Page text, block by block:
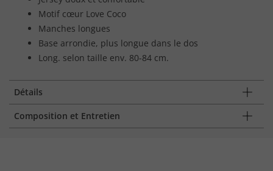
Motif cœur Love Coco
Manches longues
Base arrondie, plus longue dans le dos
Long. selon taille env. 80-84 cm.
Détails
Composition et Entretien